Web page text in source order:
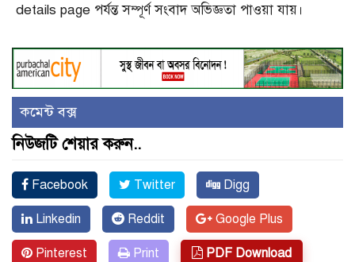
details page পর্যন্ত সম্পূর্ণ সংবাদ অভিজ্ঞতা পাওয়া যায়।
কমেন্ট বক্স
নিউজটি শেয়ার করুন..
Facebook Twitter Digg
Linkedin Reddit Google Plus
Pinterest Print PDF Download